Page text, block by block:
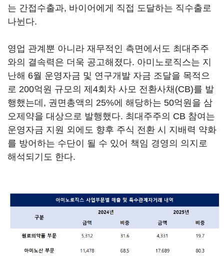
는 간접수출과, 바이어에게 직접 도달하는 직수출로
나뉜다.
영업 관계뿐 아니라 재무적인 측면에서도 최대주주
와의 결속력은 더욱 공고해졌다. 아미노로직스는 지
난해 6월 운영자금 및 연구개발 자금 조달을 목적으
로 200억원 규모의 제4회차 사모 전환사채(CB)를 발
행했는데, 권면총액의 25%에 해당하는 50억원을 삼
오제약을 대상으로 발행했다. 최대주주의 CB 참여는
운영자금 지원 외에도 향후 주식 전환 시 지배력 약화
를 방어하는 수단이 될 수 있어 책임 경영의 의지로
해석되기도 한다.